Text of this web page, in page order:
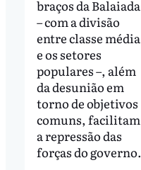
braços da Balaiada
– com a divisão
entre classe média
e os setores
populares –, além
da desunião em
torno de objetivos
comuns, facilitam
a repressão das
forças do governo.